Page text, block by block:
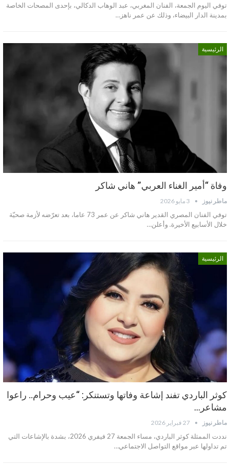
توفي اليوم الجمعة، الفنان المغربي، عبد الوهاب الدكالي، بإحدى المصحات الخاصة
بمدينة الدار البيضاء، وذلك عن عمر ناهز…
الرئيسية
وفاة “أمير الغناء العربي” هاني شاكر
ماطر نيوز 3 مايو 2026
توفي الفنان المصري القدير هاني شاكر عن عمر 73 عاما، بعد تعرّضه لأزمة صحيّة
خلال الأسابيع الأخيرة. وأعلن…
الرئيسية
كوثر الباردي تفند إشاعة وفاتها وتستنكر: “عيب وحرام.. راعوا
مشاعر…
ماطر نيوز 27 فبراير 2026
نددت الممثلة كوثر الباردي، مساء الجمعة 27 فيفري 2026، بشدة بالإشاعات التي
تم تداولها عبر مواقع التواصل الاجتماعي…